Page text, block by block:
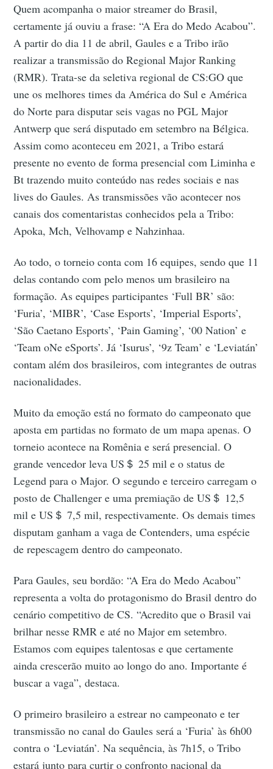
Quem acompanha o maior streamer do Brasil,
certamente já ouviu a frase: “A Era do Medo Acabou”.
A partir do dia 11 de abril, Gaules e a Tribo irão
realizar a transmissão do Regional Major Ranking
(RMR). Trata-se da seletiva regional de CS:GO que
une os melhores times da América do Sul e América
do Norte para disputar seis vagas no PGL Major
Antwerp que será disputado em setembro na Bélgica.
Assim como aconteceu em 2021, a Tribo estará
presente no evento de forma presencial com Liminha e
Bt trazendo muito conteúdo nas redes sociais e nas
lives do Gaules. As transmissões vão acontecer nos
canais dos comentaristas conhecidos pela a Tribo:
Apoka, Mch, Velhovamp e Nahzinhaa.
Ao todo, o torneio conta com 16 equipes, sendo que 11
delas contando com pelo menos um brasileiro na
formação. As equipes participantes ‘Full BR’ são:
‘Furia’, ‘MIBR’, ‘Case Esports’, ‘Imperial Esports’,
‘São Caetano Esports’, ‘Pain Gaming’, ‘00 Nation’ e
‘Team oNe eSports’. Já ‘Isurus’, ‘9z Team’ e ‘Leviatán’
contam além dos brasileiros, com integrantes de outras
nacionalidades.
Muito da emoção está no formato do campeonato que
aposta em partidas no formato de um mapa apenas. O
torneio acontece na Romênia e será presencial. O
grande vencedor leva US＄ 25 mil e o status de
Legend para o Major. O segundo e terceiro carregam o
posto de Challenger e uma premiação de US＄ 12,5
mil e US＄ 7,5 mil, respectivamente. Os demais times
disputam ganham a vaga de Contenders, uma espécie
de repescagem dentro do campeonato.
Para Gaules, seu bordão: “A Era do Medo Acabou”
representa a volta do protagonismo do Brasil dentro do
cenário competitivo de CS. “Acredito que o Brasil vai
brilhar nesse RMR e até no Major em setembro.
Estamos com equipes talentosas e que certamente
ainda crescerão muito ao longo do ano. Importante é
buscar a vaga”, destaca.
O primeiro brasileiro a estrear no campeonato e ter
transmissão no canal do Gaules será a ‘Furia’ às 6h00
contra o ‘Leviatán’. Na sequência, às 7h15, o Tribo
estará junto para curtir o confronto nacional da